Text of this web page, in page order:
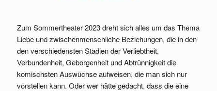
Zum Sommertheater 2023 dreht sich alles um das Thema
Liebe und zwischenmenschliche Beziehungen, die in den
den verschiedensten Stadien der Verliebtheit,
Verbundenheit, Geborgenheit und Abtrünnigkeit die
komischsten Auswüchse aufweisen, die man sich nur
vorstellen kann. Oder wer hätte gedacht, dass die eine